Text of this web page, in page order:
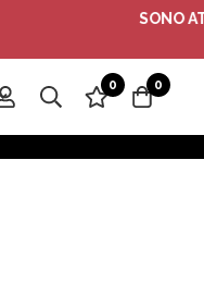
SONO ATTIVI I
0 0